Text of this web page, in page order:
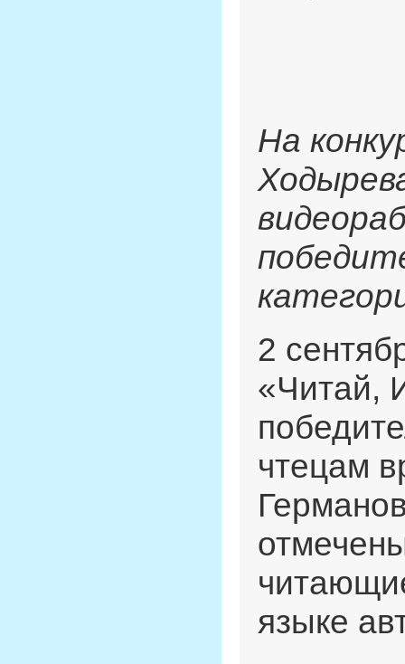
На
2
«Читай,
чтецам
языке